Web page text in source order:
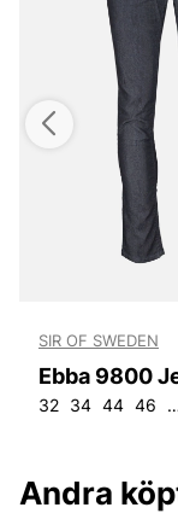
W27L30 W28L30
SIR OF SWEDEN
32 34 44 46
Andra